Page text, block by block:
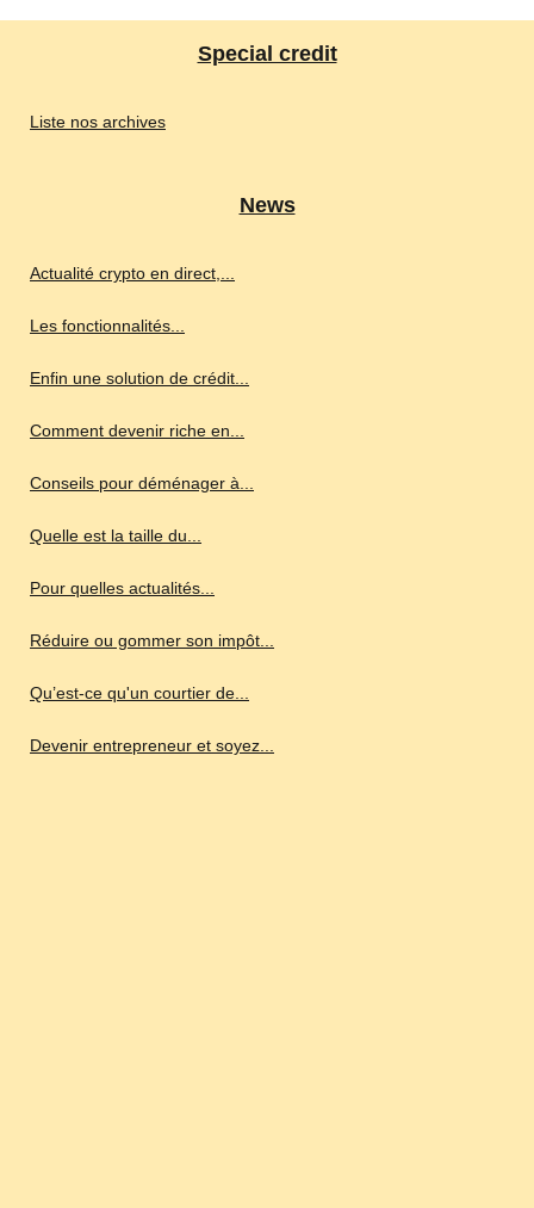
Special credit
Liste nos archives
News
Actualité crypto en direct,...
Les fonctionnalités...
Enfin une solution de crédit...
Comment devenir riche en...
Conseils pour déménager à...
Quelle est la taille du...
Pour quelles actualités...
Réduire ou gommer son impôt...
Qu’est-ce qu'un courtier de...
Devenir entrepreneur et soyez...